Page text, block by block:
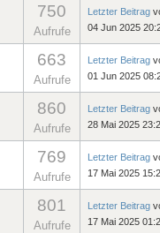
750
Aufrufe
Letzter Beitrag
04 Jun 2025
663
Aufrufe
Letzter Beitrag
01 Jun 2025
860
Aufrufe
Letzter Beitrag
28 Mai 2025
769
Aufrufe
Letzter Beitrag
17 Mai 2025
801
Aufrufe
Letzter Beitrag
17 Mai 2025